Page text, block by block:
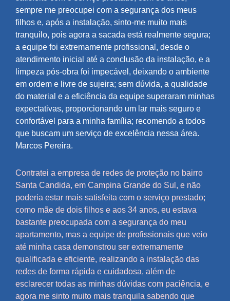
sempre me preocupei com a segurança dos meus
filhos e, após a instalação, sinto-me muito mais
tranquilo, pois agora a sacada está realmente segura;
a equipe foi extremamente profissional, desde o
atendimento inicial até a conclusão da instalação, e a
limpeza pós-obra foi impecável, deixando o ambiente
em ordem e livre de sujeira; sem dúvida, a qualidade
do material e a eficiência da equipe superaram minhas
expectativas, proporcionando um lar mais seguro e
confortável para a minha família; recomendo a todos
que buscam um serviço de excelência nessa área.
Marcos Pereira.
Contratei a empresa de redes de proteção no bairro
Santa Candida, em Campina Grande do Sul, e não
poderia estar mais satisfeita com o serviço prestado;
como mãe de dois filhos e aos 34 anos, eu estava
bastante preocupada com a segurança do meu
apartamento, mas a equipe de profissionais que veio
até minha casa demonstrou ser extremamente
qualificada e eficiente, realizando a instalação das
redes de forma rápida e cuidadosa, além de
esclarecer todas as minhas dúvidas com paciência, e
agora me sinto muito mais tranquila sabendo que